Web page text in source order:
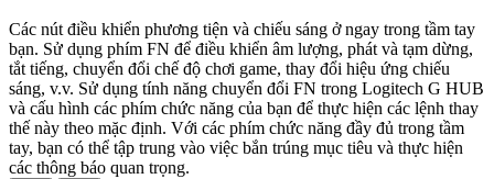
Các nút điều khiển phương tiện và chiếu sáng ở ngay trong tầm tay
bạn. Sử dụng phím FN để điều khiển âm lượng, phát và tạm dừng,
tắt tiếng, chuyển đổi chế độ chơi game, thay đổi hiệu ứng chiếu
sáng, v.v. Sử dụng tính năng chuyển đổi FN trong Logitech G HUB
và cấu hình các phím chức năng của bạn để thực hiện các lệnh thay
thế này theo mặc định. Với các phím chức năng đầy đủ trong tầm
tay, bạn có thể tập trung vào việc bắn trúng mục tiêu và thực hiện
các thông báo quan trọng.